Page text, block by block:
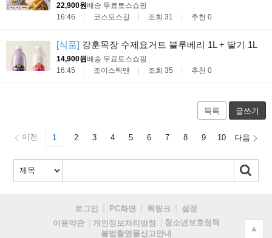
22,900원배송 무료 토스쇼핑
16:46
코스모스길 조회 31 추천 0
[식품] 강훈목장 수제요거트 블루베리 1L + 딸기 1L
14,900원배송 무료 토스쇼핑
16:45
조이스틱맨 조회 35 추천 0
목록 글쓰기
이전 1 2 3 4 5 6 7 8 9 10 다음
로그인 PC화면 퀵링크
설정
이용약관
개인정보처리방침
청소년보호정책
불법촬영물신고안내
▲